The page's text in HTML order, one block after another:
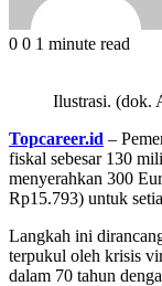
0 0 1 minute read
Ilustrasi. (dok.
Topcareer.id –
fiskal sebesar 130
menyerahkan 300
Rp15.793) untuk
Langkah ini
terpukul oleh krisis
dalam 70 tahun